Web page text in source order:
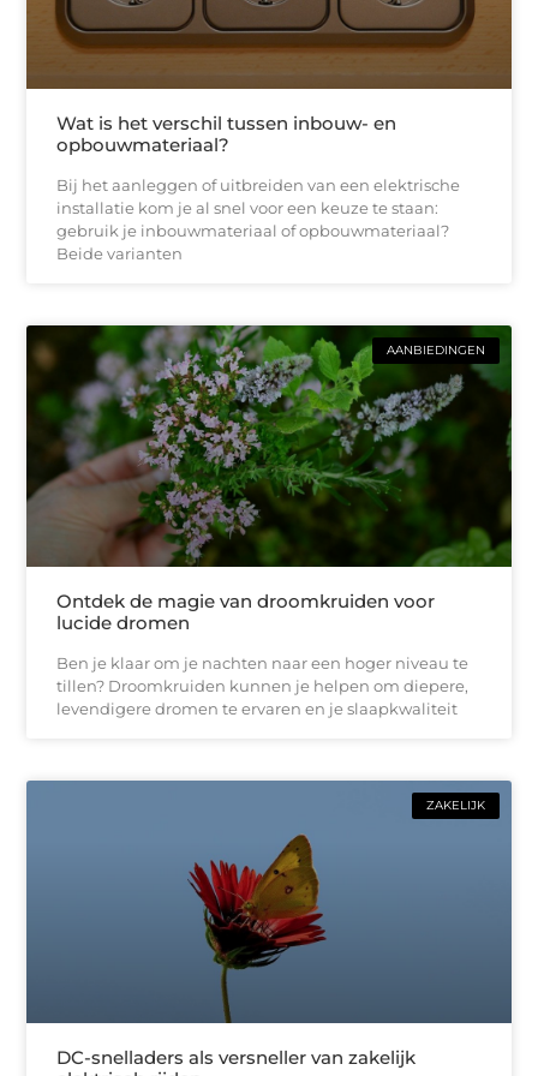
Wat is het verschil tussen inbouw- en
opbouwmateriaal?
Bij het aanleggen of uitbreiden van een elektrische
installatie kom je al snel voor een keuze te staan:
gebruik je inbouwmateriaal of opbouwmateriaal?
Beide varianten
AANBIEDINGEN
Ontdek de magie van droomkruiden voor
lucide dromen
Ben je klaar om je nachten naar een hoger niveau te
tillen? Droomkruiden kunnen je helpen om diepere,
levendigere dromen te ervaren en je slaapkwaliteit
ZAKELIJK
DC-snelladers als versneller van zakelijk